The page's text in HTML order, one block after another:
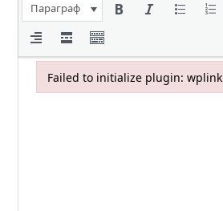
Параграф
Failed to initialize plugin: wplink
Failed to initialize plugin: wplink